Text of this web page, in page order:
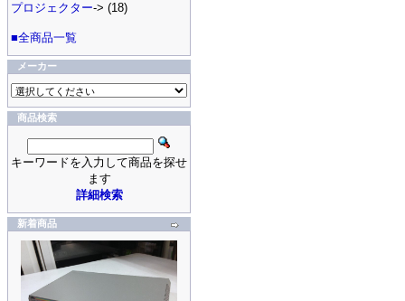
プロジェクター-> (18)
■全商品一覧
メーカー
商品検索
キーワードを入力して商品を探せ
ます
詳細検索
新着商品